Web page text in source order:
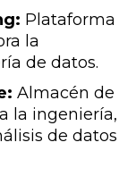
Plataforma
la
de datos.
Almacén de
la ingeniería,
de datos